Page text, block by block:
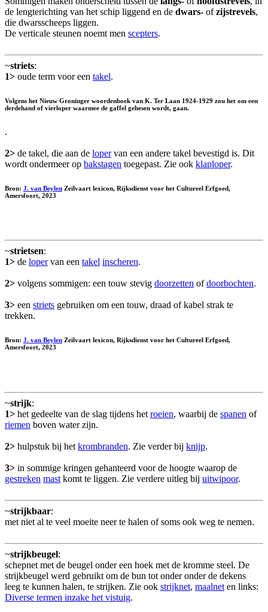
de lengterichting van het schip liggend en de dwars- ofzijstrevels,
die dwarsscheeps liggen.
De verticale steunen noemt men scepters.
~striets:
1> oude term voor een takel.
Volgens het Nieuw Groninger woordenboek van K. Ter Laan 1924-1929 zou het om een
derdehand of vierloper waarmee de gaffel gehesen wordt, gaan.
.
2> de takel, die aan de lopervan een andere takel bevestigd is. Dit
wordt ondermeer op bakstagen toegepast. Zie ook klaploper.
Bron: J. van Beylen Zeilvaart lexicon, Rijksdienst voor het Cultureel Erfgoed,
Amersfoort, 2023
~strietsen:
1> de lopervan een takel inscheren.
2> volgens sommigen: een touw stevig doorzetten ofdoorbochten.
3> een striets gebruiken om een touw, draad of kabel strak te
trekken.
Bron: J. van Beylen Zeilvaart lexicon, Rijksdienst voor het Cultureel Erfgoed,
Amersfoort, 2023
~strijk:
1> het gedeelte van de slag tijdens hetroeien, waarbij de spanen of
riemen boven water zijn.
2> hulpstuk bij hetkrombranden. Zie verder bij knijp.
3> in sommige kringen gehanteerd voor de hoogte waarop de
gestreken mastkomt te liggen. Zie verdere uitleg bij uitwipoor.
~strijkbaar:
met niet al te veel moeite neer te halen of soms ook weg te nemen.
~strijkbeugel:
schepnet met de beugel onder een hoek met de kromme steel. De
strijkbeugel werd gebruikt om de bun tot onder onder de dekens
leeg te kunnen halen, te strijken. Zie ook strijknet, maalneten links:
Diverse termen inzake het vistuig.